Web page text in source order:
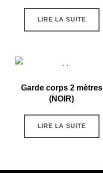
LIRE LA SUITE
Garde corps 2 mètres
(NOIR)
LIRE LA SUITE